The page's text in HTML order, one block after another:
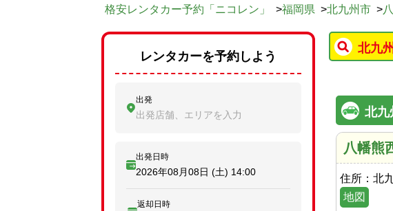
格安レンタカー予約「ニコレン」 >福岡県 >北九州市 >
北九
北九
八幡熊
住所： 北
地図
レンタカーを予約しよう
出発
出発店舗、エリアを入力
出発日時
2026年08月08日 (土) 14:00
返却日時